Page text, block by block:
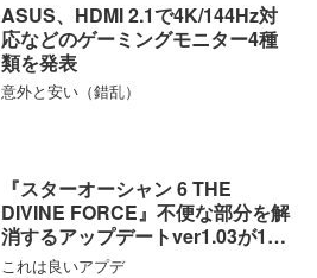
ASUS、HDMI 2.1で4K/144Hz対
応などのゲーミングモニター4種
類を発表
意外と安い（錯乱）
『スターオーシャン 6 THE
DIVINE FORCE』不便な部分を解
消するアップデートver1.03が12
月8日より配信へ
これは良いアプデ